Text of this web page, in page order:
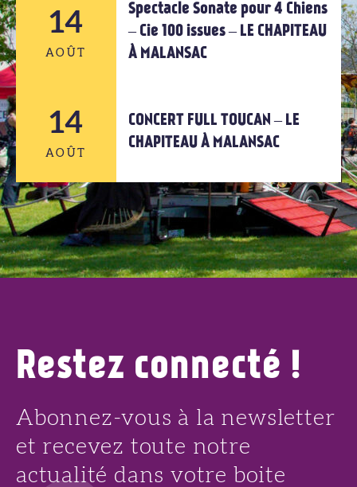
13
AOÛT
14
AOÛT
14
AOÛT
Spectacle Sonate pour 4 Chiens
– Cie 100 issues – LE CHAPITEAU
À MALANSAC
14
AOÛT
14
AOÛT
CONCERT FULL TOUCAN – LE
CHAPITEAU À MALANSAC
Restez connecté !
Abonnez-vous à la newsletter
et recevez toute notre
actualité dans votre boite